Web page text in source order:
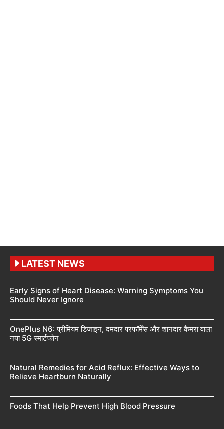
LATEST NEWS
Early Signs of Heart Disease: Warning Symptoms You
Should Never Ignore
OnePlus N6: प्रीमियम डिजाइन, दमदार परफॉर्मेंस और शानदार कैमरा वाला
नया 5G स्मार्टफोन
Natural Remedies for Acid Reflux: Effective Ways to
Relieve Heartburn Naturally
Foods That Help Prevent High Blood Pressure